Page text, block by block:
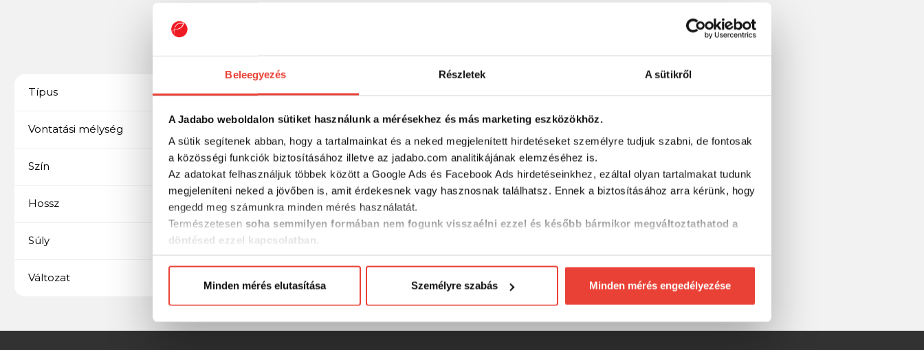
Beleegyezés Részletek A sütikről
A Jadabo weboldalon sütiket használunk a mérésekhez és más marketing eszközökhöz.
A sütik segítenek abban, hogy a tartalmainkat és a neked megjelenített hirdetéseket személyre tudjuk szabni, de fontosak
a közösségi funkciók biztosításához illetve az jadabo.com analitikájának elemzéséhez is.
Az adatokat felhasználjuk többek között a Google Ads és Facebook Ads hirdetéseinkhez, ezáltal olyan tartalmakat tudunk
megjeleníteni neked a jövőben is, amit érdekesnek vagy hasznosnak találhatsz. Ennek a biztosításához arra kérünk, hogy
engedd meg számunkra minden mérés használatát.
Természetesen soha semmilyen formában nem fogunk visszaélni ezzel és később bármikor megváltoztathatod a
döntésed ezzel kapcsolatban.
Előre is köszönjük!
Minden mérés elutasítása Személyre szabás Minden mérés engedélyezése
Típus Minnow
Vontatási mélység
Szín Red Head Holo
Hossz 50 mm
Súly 4,3 gramm
Változat Süllyedő